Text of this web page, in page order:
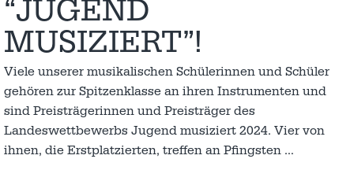
“JUGEND
MUSIZIERT”!
Viele unserer musikalischen Schülerinnen und Schüler
gehören zur Spitzenklasse an ihren Instrumenten und
sind Preisträgerinnen und Preisträger des
Landeswettbewerbs Jugend musiziert 2024. Vier von
ihnen, die Erstplatzierten, treffen an Pfingsten …